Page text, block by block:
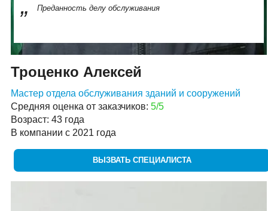
Преданность делу обслуживания
Троценко Алексей
Мастер отдела обслуживания зданий и сооружений
Средняя оценка от заказчиков: 5/5
Возраст: 43 года
В компании с 2021 года
ВЫЗВАТЬ СПЕЦИАЛИСТА